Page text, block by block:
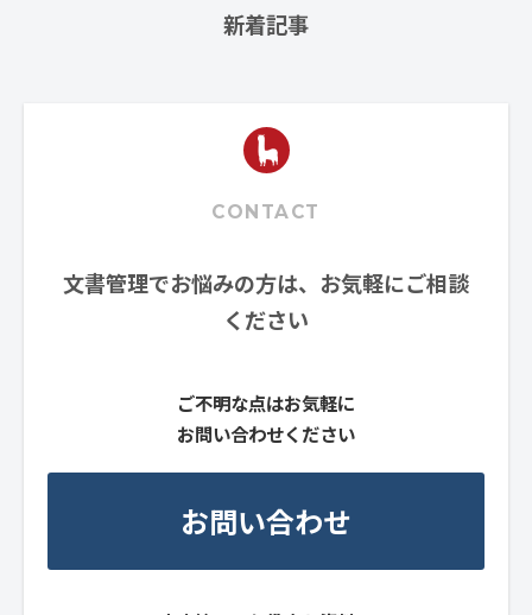
新着記事
CONTACT
文書管理でお悩みの方は、お気軽にご相談
ください
ご不明な点はお気軽に
お問い合わせください
お問い合わせ